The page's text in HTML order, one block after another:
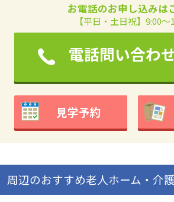
お電話のお申し込みは
【平日・土日祝】9:00～
電話問い合わ
見学予約
周辺のおすすめ老人ホーム・介